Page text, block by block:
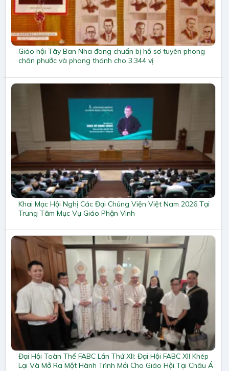
Giáo hội Tây Ban Nha đang chuẩn bị hồ sơ tuyên phong
chân phước và phong thánh cho 3.344 vị
Khai Mạc Hội Nghị Các Đại Chủng Viện Việt Nam 2026 Tại
Trung Tâm Mục Vụ Giáo Phận Vinh
Đại Hội Toàn Thể FABC Lần Thứ XII: Đại Hội FABC XII Khép
Lại Và Mở Ra Một Hành Trình Mới Cho Giáo Hội Tại Châu Á